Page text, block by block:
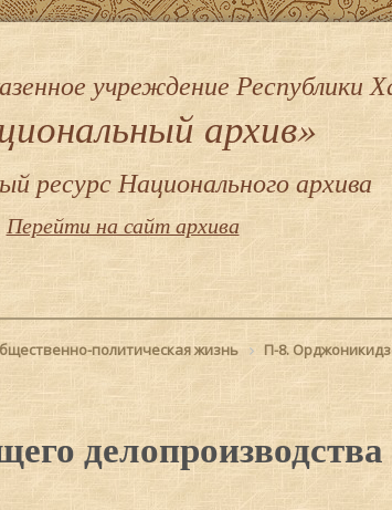
учреждение Республики
архив»
ресурс Национального архива
Перейти на сайт архива
политическая жизнь
П-8.